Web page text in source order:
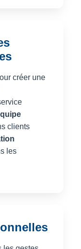
créer une
clients
les